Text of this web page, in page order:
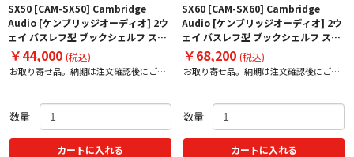
SX50 [CAM-SX50] Cambridge
Audio [ケンブリッジオーディオ] 2ウ
ェイ バスレフ型 ブックシェルフ スピ
ーカー [ペア] 下取り査定額20%アッ
プ実施中！
￥44,000 (税込)
お取り寄せ品。納期は注文確認後にご案
数量
カートに入れる
SX60 [CAM-SX60] Cambridge
Audio [ケンブリッジオーディオ] 2ウ
ェイ バスレフ型 ブックシェルフ スピ
ーカー [ペア] 下取り査定額20%アッ
プ実施中！
￥68,200 (税込)
お取り寄せ品。納期は注文確認後にご案
数量
カートに入れる